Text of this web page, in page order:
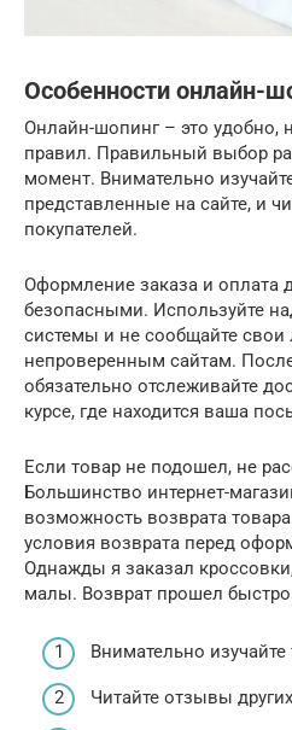
Особенности онлайн-
Онлайн-шопинг – это удобно,
правил. Правильный выбор
момент. Внимательно
представленные на сайте, и
покупателей.
Оформление заказа и оплата
безопасными. Используйте
системы и не сообщайте
непроверенным сайтам.
обязательно отслеживайте
курсе, где находится ваша
Если товар не подошел, не
Большинство интернет-
возможность возврата
условия возврата перед
Однажды я заказал
малы. Возврат прошел
Внимательно
Читайте отзывы